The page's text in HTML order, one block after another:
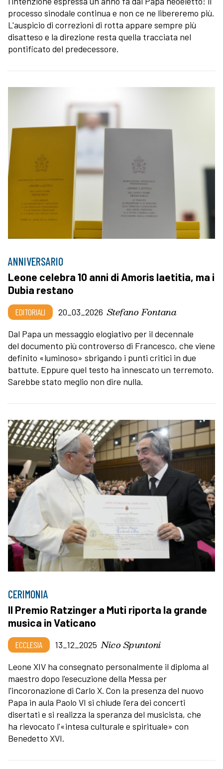
processo sinodale continua e non ce ne libereremo più.
L'auspicio di correzioni di rotta appare sempre più
disatteso e la direzione resta quella tracciata nel
pontificato del predecessore.
ANNIVERSARIO
Leone celebra 10 anni di Amoris laetitia, ma i
Dubia restano
EDITORIALI 20_03_2026 Stefano Fontana
Dal Papa un messaggio elogiativo per il decennale
del documento più controverso di Francesco, che viene
definito «luminoso» sbrigando i punti critici in due
battute. Eppure quel testo ha innescato un terremoto.
Sarebbe stato meglio non dire nulla.
CERIMONIA
Il Premio Ratzinger a Muti riporta la grande
musica in Vaticano
ECCLESIA 13_12_2025 Nico Spuntoni
Leone XIV ha consegnato personalmente il diploma al
maestro dopo l'esecuzione della Messa per
l'incoronazione di Carlo X. Con la presenza del nuovo
Papa in aula Paolo VI si chiude l'era dei concerti
disertati e si realizza la speranza del musicista, che
ha rievocato l'«intesa culturale e spirituale» con
Benedetto XVI.